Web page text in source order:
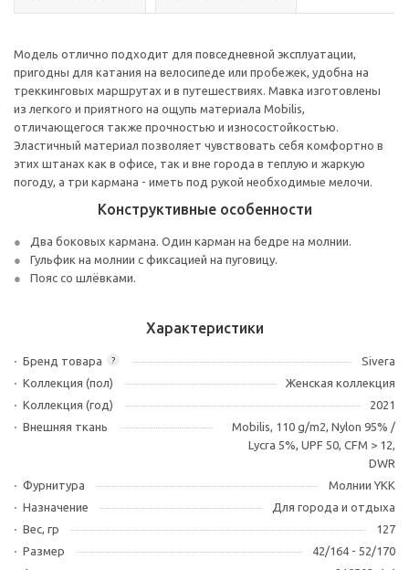
Модель отлично подходит для повседневной эксплуатации,
пригодны для катания на велосипеде или пробежек, удобна на
треккинговых маршрутах и в путешествиях. Мавка изготовлены
из легкого и приятного на ощупь материала Mobilis,
отличающегося также прочностью и износостойкостью.
Эластичный материал позволяет чувствовать себя комфортно в
этих штанах как в офисе, так и вне города в теплую и жаркую
погоду, а три кармана - иметь под рукой необходимые мелочи.
Конструктивные особенности
Два боковых кармана. Один карман на бедре на молнии.
Гульфик на молнии с фиксацией на пуговицу.
Пояс со шлёвками.
Характеристики
?
Бренд товара
Sivera
Коллекция (пол)
Женская коллекция
Коллекция (год)
2021
Внешняя ткань
Mobilis, 110 g/m2, Nylon 95% /
Lycra 5%, UPF 50, CFM > 12,
DWR
Фурнитура
Молнии YKK
Назначение
Для города и отдыха
Вес, гр
127
Размер
42/164 - 52/170